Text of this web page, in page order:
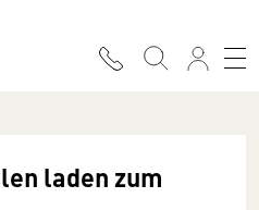
laden zum